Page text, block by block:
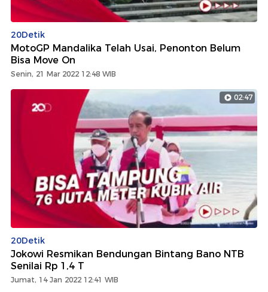
20Detik
MotoGP Mandalika Telah Usai, Penonton Belum
Bisa Move On
Senin, 21 Mar 2022 12:48 WIB
02:47
20Detik
Jokowi Resmikan Bendungan Bintang Bano NTB
Senilai Rp 1,4 T
Jumat, 14 Jan 2022 12:41 WIB